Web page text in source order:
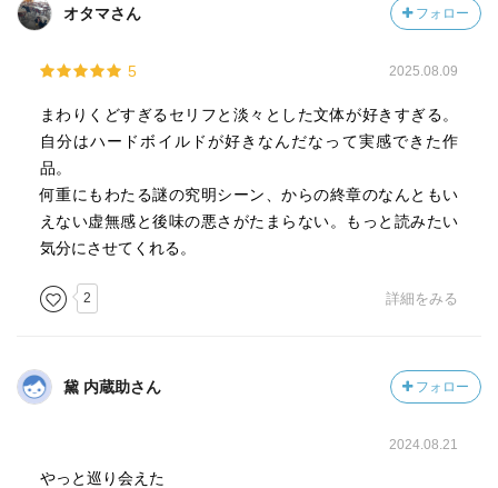
オタマさん フォロー
5 2025.08.09
まわりくどすぎるセリフと淡々とした文体が好きすぎる。
自分はハードボイルドが好きなんだなって実感できた作
品。
何重にもわたる謎の究明シーン、からの終章のなんともい
えない虚無感と後味の悪さがたまらない。もっと読みたい
気分にさせてくれる。
2 詳細をみる
黛 内蔵助さん フォロー
2024.08.21
やっと巡り会えた